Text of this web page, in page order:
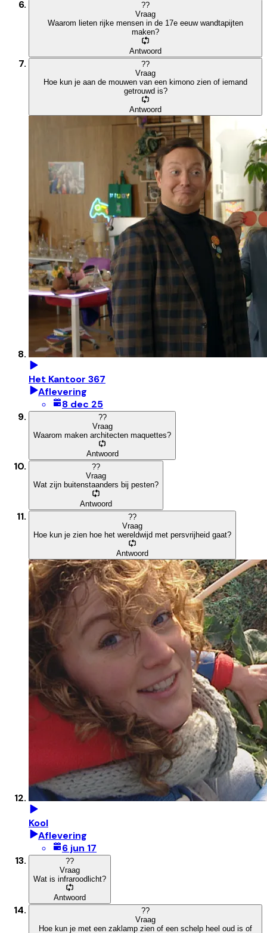
??
Vraag
Waarom lieten rijke mensen in de 17e eeuw wandtapijten
maken?
Antwoord
??
Vraag
Hoe kun je aan de mouwen van een kimono zien of iemand
getrouwd is?
Antwoord
Het Kantoor 367
Aflevering
8 dec 25
??
Vraag
Waarom maken architecten maquettes?
Antwoord
??
Vraag
Wat zijn buitenstaanders bij pesten?
Antwoord
??
Vraag
Hoe kun je zien hoe het wereldwijd met persvrijheid gaat?
Antwoord
Kool
Aflevering
6 jun 17
??
Vraag
Wat is infraroodlicht?
Antwoord
??
Vraag
Hoe kun je met een zaklamp zien of een schelp heel oud is of